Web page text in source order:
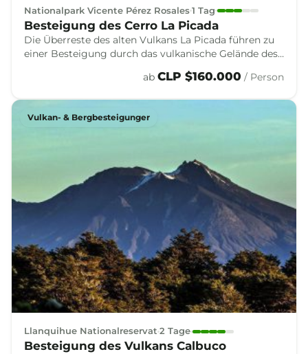
Nationalpark Vicente Pérez Rosales 1 Tag
Besteigung des Cerro La Picada
Die Überreste des alten Vulkans La Picada führen zu
einer Besteigung durch das vulkanische Gelände des
Blicken auf den Vulkan Osorno und die Anden.
ab CLP $160.000 / Person
Vulkan- & Bergbesteigunger
Llanquihue Nationalreservat 2 Tage
Besteigung des Vulkans Calbuco